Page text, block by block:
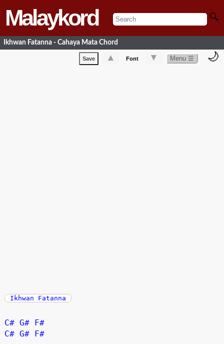
Malaykord 🔍
Ikhwan Fatanna - Cahaya Mata Chord
Save ▲ Font ▼ Menu ☰ 🌙
Ikhwan Fatanna
C# G# F#
C# G# F#